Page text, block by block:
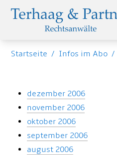
Startseite / Infos im Abo /
dezember 2006
november 2006
oktober 2006
september 2006
august 2006